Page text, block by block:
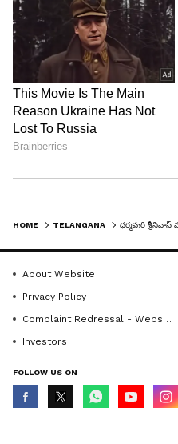
అయితే 2013లో ఎమ్మెల్సీగా
2014 లో తెలంగాణ రాష్ట్ర
విపక్ష నేతగా పనిచేసారు.
ఆహ్వానం మేరకు కాంగ్రెస్
(అప్పటి టిఆర్ఎస్) లో చేరారు.
బిఆర్ఎస్ రాజ్యసభ
పార్టీతో విబేధాల కారణంగా
డి.శ్రీనివాస్.
HOME TELANGANA
About Website
Privacy Policy
Complaint Redressal - Website
Investors
FOLLOW US ON